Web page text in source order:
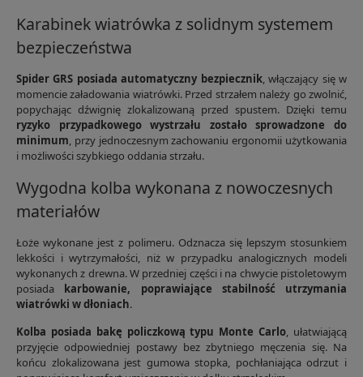
Karabinek wiatrówka z solidnym systemem
bezpieczeństwa
Spider GRS posiada automatyczny bezpiecznik, włączający się w
momencie załadowania wiatrówki. Przed strzałem należy go zwolnić,
popychając dźwignię zlokalizowaną przed spustem. Dzięki temu
ryzyko przypadkowego wystrzału zostało sprowadzone do
minimum, przy jednoczesnym zachowaniu ergonomii użytkowania
i możliwości szybkiego oddania strzału.
Wygodna kolba wykonana z nowoczesnych
materiałów
Łoże wykonane jest z polimeru. Odznacza się lepszym stosunkiem
lekkości i wytrzymałości, niż w przypadku analogicznych modeli
wykonanych z drewna. W przedniej części i na chwycie pistoletowym
posiada karbowanie, poprawiające stabilność utrzymania
wiatrówki w dłoniach.
Kolba posiada bakę policzkową typu Monte Carlo, ułatwiającą
przyjęcie odpowiedniej postawy bez zbytniego męczenia się. Na
końcu zlokalizowana jest gumowa stopka, pochłaniająca odrzut i